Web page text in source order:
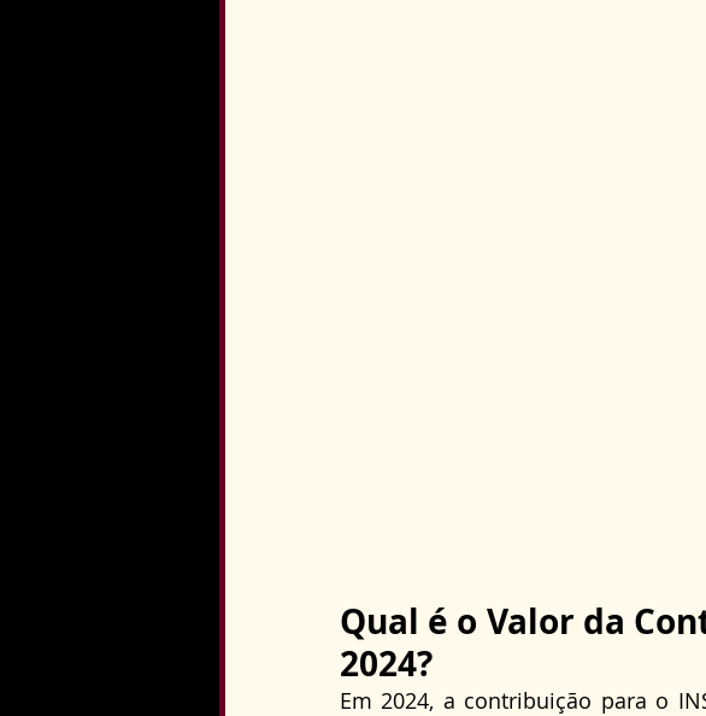
Qual é o Valor da
2024?
Em 2024, a contribuição para o